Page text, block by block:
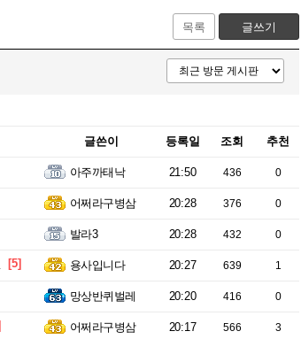
목록 글쓰기
글쓴이 등록일 조회 추천
아주까태낙 21:50 436 0
어쩌라구병삼 20:28 376 0
발라3 20:28 432 0
[5] 용사입니다 20:27 639 1
망상반퀴벌레 20:20 416 0
어쩌라구병삼 20:17 566 3